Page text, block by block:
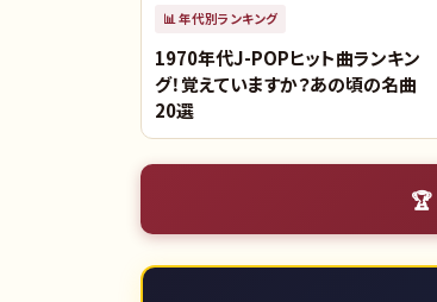
📊 年代別ランキング
1970年代J-POPヒット曲ランキン
グ！覚えていますか？あの頃の名曲
20選
🏆